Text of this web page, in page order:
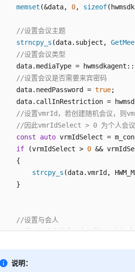
memset (&data, 0, sizeof
//设置会议主题
strncpy_s (data.subject,
//设置会议类型
data.mediaType =
//设置会议是否需要来宾密码
    data.needPassword =
true;
data.callInRestriction =
//设置vmrId，若创建随机会议，则
//因此vmrIdSelect > 0 为个人会
const
auto vrmIdSelect =
if (vrmIdSelect > 0 &&
    {
strcpy_s (data.vmrId,
    }
//设置与会人
//获取与会人信息，实际使用是根据
    string tempString = CTools::
说明：